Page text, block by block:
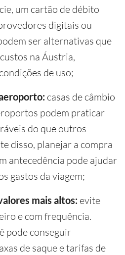
um cartão de débito
digitais ou
ser alternativas que
na Áustria,
de uso;
casas de câmbio
podem praticar
do que outros
disso, planejar a compra
antecedência pode ajudar
gastos da viagem;
mais altos: evite
e com frequência.
pode conseguir
de saque e tarifas de